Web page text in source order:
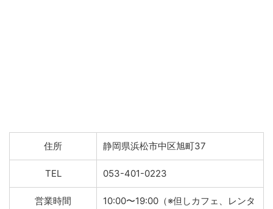
住所 静岡県浜松市中区旭町37
TEL 053-401-0223
営業時間
10:00〜19:00（※但しカフェ、レンタ